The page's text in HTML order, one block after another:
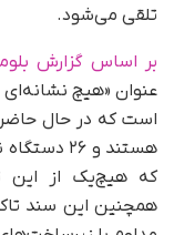
تلقی می‌شود.
بر اساس گزارش
هستند و
که هیچ‌یک از این